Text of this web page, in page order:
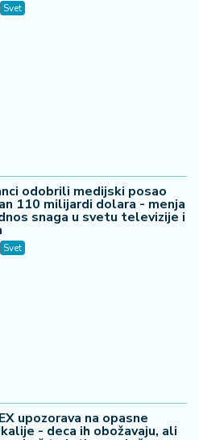
Svet
odobrili medijski posao
110 milijardi dolara - menja
snaga u svetu televizije i
Svet
upozorava na opasne
- deca ih obožavaju, ali